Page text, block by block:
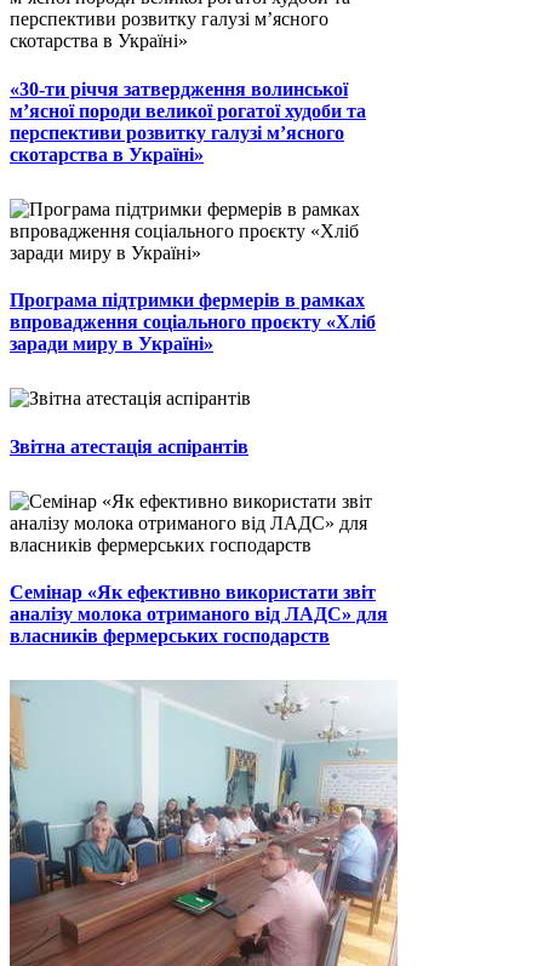
«30-ти річчя затвердження волинської
м’ясної породи великої рогатої худоби та
перспективи розвитку галузі м’ясного
скотарства в Україні»
Програма підтримки фермерів в рамках
впровадження соціального проєкту «Хліб
заради миру в Україні»
Звітна атестація аспірантів
Семінар «Як ефективно використати звіт
аналізу молока отриманого від ЛАДС» для
власників фермерських господарств